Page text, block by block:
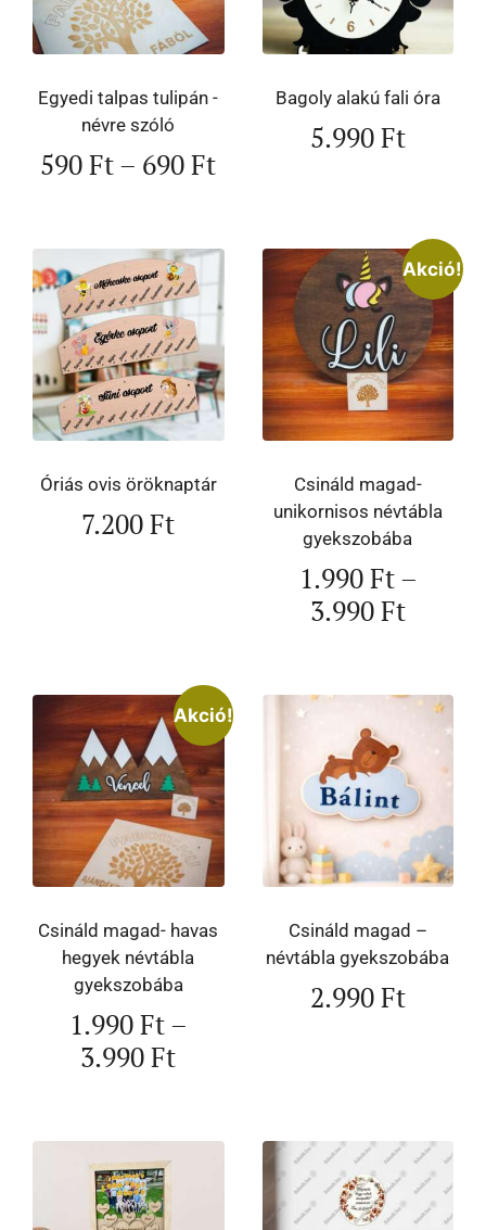
Egyedi talpas tulipán -
névre szóló
590Ft– 690Ft
Bagoly alakú fali óra
5.990Ft
Óriás ovis öröknaptár
7.200Ft
Akció!
Csináld magad-
unikornisos névtábla
gyekszobába
1.990Ft–
3.990Ft
Akció!
Csináld magad- havas
hegyek névtábla
gyekszobába
1.990Ft–
3.990Ft
Csináld magad –
névtábla gyekszobába
2.990Ft